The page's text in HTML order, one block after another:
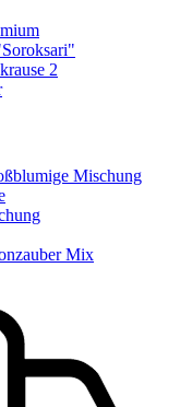
2
Mischung
Mix